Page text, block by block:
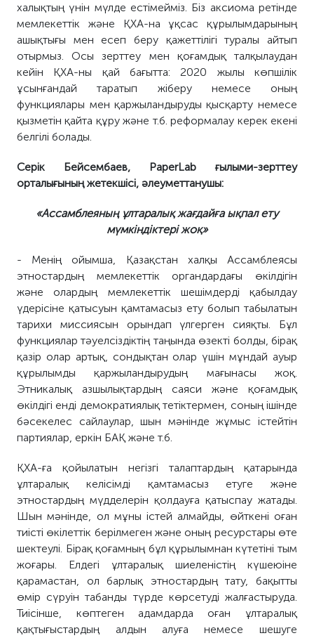
халықтың үнін мүлде естімейміз. Біз аксиома ретінде
мемлекеттік және ҚХА-на ұқсас құрылымдарының
ашықтығы мен есеп беру қажеттілігі туралы айтып
отырмыз. Осы зерттеу мен қоғамдық талқылаудан
кейін ҚХА-ны қай бағытта: 2020 жылы көпшілік
ұсынғандай таратып жіберу немесе оның
функциялары мен қаржыландыруды қысқарту немесе
қызметін қайта құру және т.б. реформалау керек екені
белгілі болады.
Серік Бейсембаев, PaperLab ғылыми-зерттеу
орталығының жетекшісі, әлеуметтанушы:
«Ассамблеяның ұлтаралық жағдайға ықпал ету
мүмкіндіктері жоқ»
- Менің ойымша, Қазақстан халқы Ассамблеясы
этностардың мемлекеттік органдардағы өкілдігін
және олардың мемлекеттік шешімдерді қабылдау
үдерісіне қатысуын қамтамасыз ету болып табылатын
тарихи миссиясын орындап үлгерген сияқты. Бұл
функциялар тәуелсіздіктің таңында өзекті болды, бірақ
қазір олар артық, сондықтан олар үшін мұндай ауыр
құрылымдықаржыландырудың мағынасы жоқ.
Этникалық азшылықтардың саяси және қоғамдық
өкілдігі енді демократиялық тетіктермен, соның ішінде
бәсекелес сайлаулар, шын мәнінде жұмыс істейтін
партиялар, еркін БАҚ және т.б.
ҚХА-ға қойылатын негізгі талаптардың қатарында
ұлтаралық келісімді қамтамасыз етуге және
этностардың мүдделерін қолдауға қатыспау жатады.
Шын мәнінде, ол мұны істей алмайды, өйткені оған
тиісті өкілеттік берілмеген және оның ресурстары өте
шектеулі. Бірақ қоғамның бұл құрылымнан күтетіні тым
жоғары. Елдегі ұлтаралық шиеленістің күшеюіне
қарамастан, ол барлық этностардың тату, бақытты
өмір сүруін табанды түрде көрсетуді жалғастыруда.
Тиісінше, көптеген адамдарда оған ұлтаралық
қақтығыстардың алдын алуға немесе шешуге